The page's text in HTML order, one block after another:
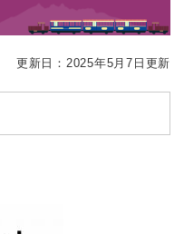
更新日：2025年5月7日更新